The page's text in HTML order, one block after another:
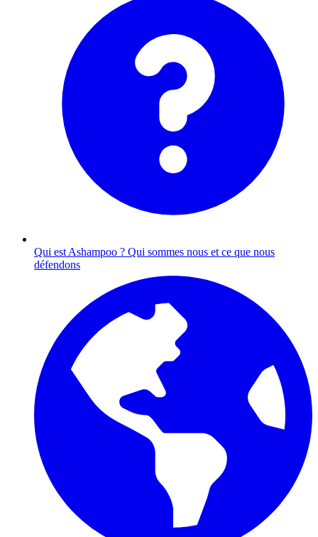
Qui est Ashampoo ? Qui sommes nous et ce que nous
défendons